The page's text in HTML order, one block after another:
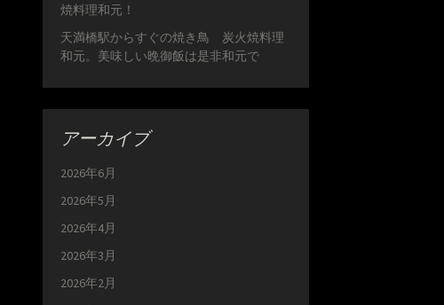
焼料理和元！
天満橋駅からすぐの焼き鳥 炭火焼料理
和元。美味しい晩御飯は是非和元で
アーカイブ
2026年6月
2026年5月
2026年4月
2026年3月
2026年2月